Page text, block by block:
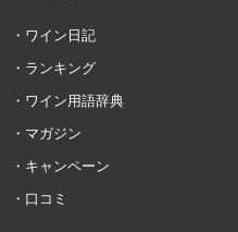
ワイン日記
ランキング
ワイン用語辞典
マガジン
キャンペーン
口コミ